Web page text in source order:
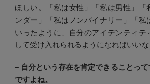
ほしい。「私は女性」「私は男性」「
ンダー」「私はノンバイナリー」「私
いったように、自分のアイデンティテ
して受け入れられるようになればいいな
– 自分という存在を肯定できることって
ですよね。